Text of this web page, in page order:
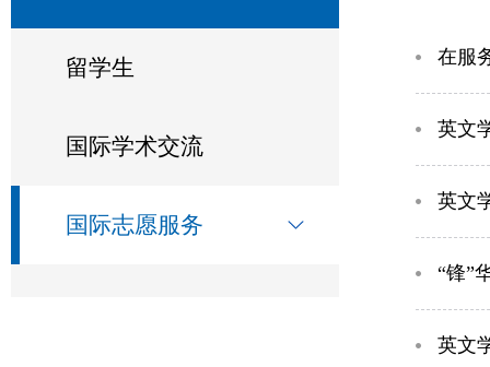
留学生
国际学术交流
国际志愿服务
在服
英文
英文
“锋”
英文